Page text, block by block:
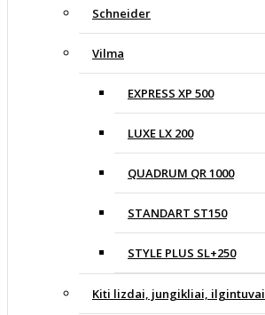
Schneider
Vilma
EXPRESS XP 500
LUXE LX 200
QUADRUM QR 1000
STANDART ST150
STYLE PLUS SL+250
Kiti lizdai, jungikliai, ilgintuvai